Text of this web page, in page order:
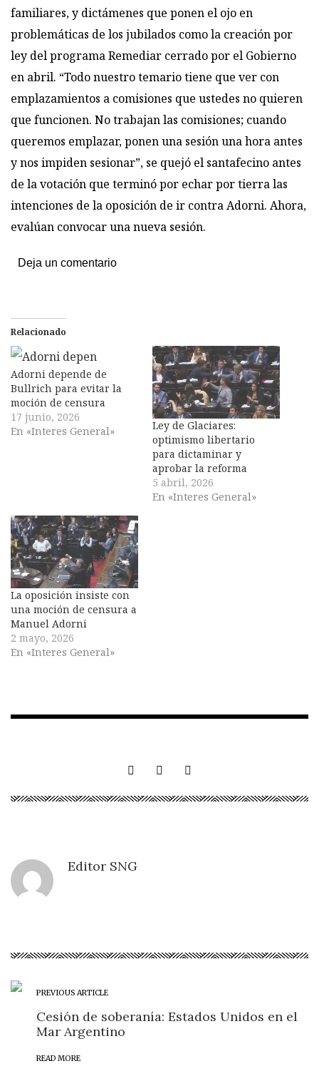
familiares, y dictámenes que ponen el ojo en
problemáticas de los jubilados como la creación por
ley del programa Remediar cerrado por el Gobierno
en abril. “Todo nuestro temario tiene que ver con
emplazamientos a comisiones que ustedes no quieren
que funcionen. No trabajan las comisiones; cuando
queremos emplazar, ponen una sesión una hora antes
y nos impiden sesionar”, se quejó el santafecino antes
de la votación que terminó por echar por tierra las
intenciones de la oposición de ir contra Adorni. Ahora,
evalúan convocar una nueva sesión.
Deja un comentario
Relacionado
Adorni depende de
Bullrich para evitar la
moción de censura
17 junio, 2026
En «Interes General»
Ley de Glaciares:
optimismo libertario
para dictaminar y
aprobar la reforma
5 abril, 2026
En «Interes General»
La oposición insiste con
una moción de censura a
Manuel Adorni
2 mayo, 2026
En «Interes General»
Editor SNG
PREVIOUS ARTICLE
Cesión de soberanía: Estados Unidos en el
Mar Argentino
READ MORE